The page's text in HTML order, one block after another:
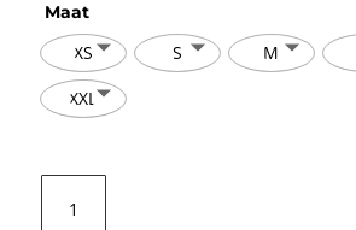
Maat
XS S M
XXL
IHKate